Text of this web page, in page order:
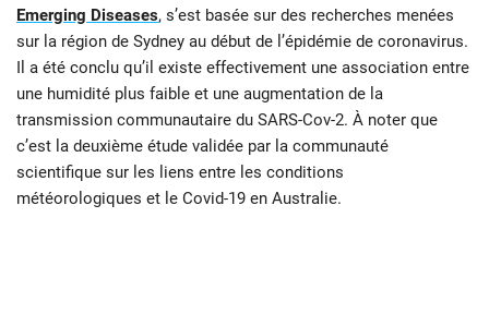
Emerging Diseases, s’est basée sur des recherches menées
sur la région de Sydney au début de l’épidémie de coronavirus.
Il a été conclu qu’il existe effectivement une association entre
une humidité plus faible et une augmentation de la
transmission communautaire du SARS-Cov-2. À noter que
c’est la deuxième étude validée par la communauté
scientifique sur les liens entre les conditions
météorologiques et le Covid-19 en Australie.